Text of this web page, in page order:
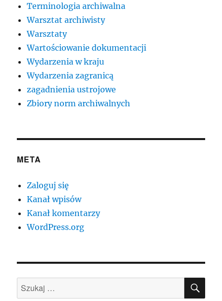
Terminologia archiwalna
Warsztat archiwisty
Warsztaty
Wartościowanie dokumentacji
Wydarzenia w kraju
Wydarzenia zagranicą
zagadnienia ustrojowe
Zbiory norm archiwalnych
META
Zaloguj się
Kanał wpisów
Kanał komentarzy
WordPress.org
Szukaj: